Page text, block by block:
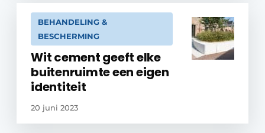
BEHANDELING &
BESCHERMING
Wit cement geeft elke
buitenruimte een eigen
identiteit
20 juni 2023